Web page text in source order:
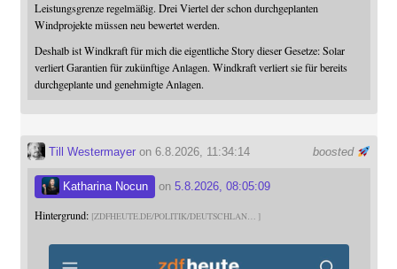
Leistungsgrenze regelmäßig. Drei Viertel der schon durchgeplanten
Windprojekte müssen neu bewertet werden.
Deshalb ist Windkraft für mich die eigentliche Story dieser Gesetze: Solar
verliert Garantien für zukünftige Anlagen. Windkraft verliert sie für bereits
durchgeplante und genehmigte Anlagen.
boosted
Till Westermayeron 6.8.2026, 11:34:14
Katharina Nocun on 5.8.2026, 08:05:09
Hintergrund: ZDFHEUTE.DE/POLITIK/DEUTSCHLAN